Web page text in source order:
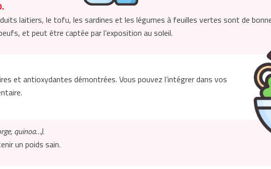
laitiers, le tofu, les sardines et les légumes à feuilles vertes sont de
et peut être captée par l’exposition au soleil.
et antioxydantes démontrées. Vous pouvez l’intégrer dans vos
quinoa…).
un poids sain.